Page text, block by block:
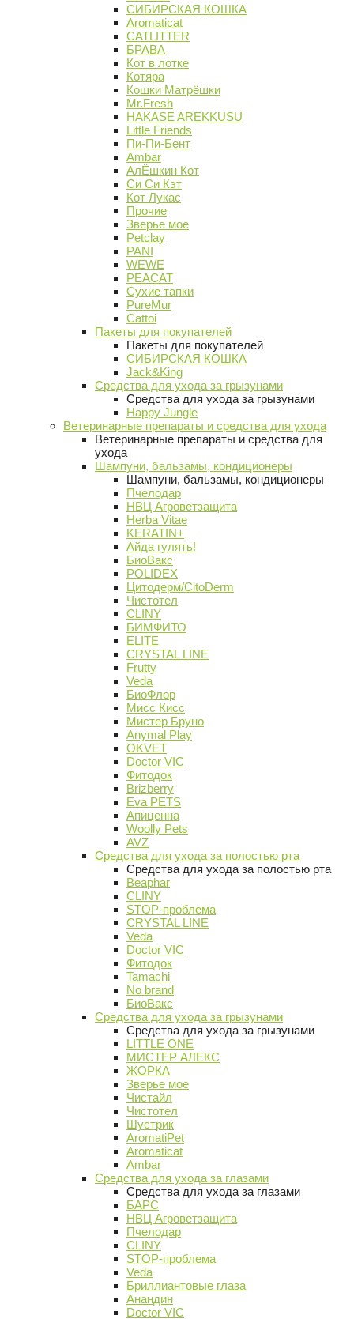
СИБИРСКАЯ КОШКА
Aromaticat
CATLITTER
БРАВА
Кот в лотке
Котяра
Кошки Матрёшки
Mr.Fresh
HAKASE AREKKUSU
Little Friends
Пи-Пи-Бент
Ambar
АлЁшкин Кот
Си Си Кэт
Кот Лукас
Прочие
Зверье мое
Petclay
PANI
WEWE
PEACAT
Сухие тапки
PureMur
Cattoi
Пакеты для покупателей
Пакеты для покупателей
СИБИРСКАЯ КОШКА
Jack&King
Средства для ухода за грызунами
Средства для ухода за грызунами
Happy Jungle
Ветеринарные препараты и средства для ухода
Ветеринарные препараты и средства для
ухода
Шампуни, бальзамы, кондиционеры
Шампуни, бальзамы, кондиционеры
Пчелодар
НВЦ Агроветзащита
Herba Vitae
KERATIN+
Айда гулять!
БиоВакс
POLIDEX
Цитодерм/CitoDerm
Чистотел
CLINY
БИМФИТО
ELITE
CRYSTAL LINE
Frutty
Veda
БиоФлор
Мисс Кисс
Мистер Бруно
Anymal Play
OKVET
Doctor VIC
Фитодок
Brizberry
Eva PETS
Апиценна
Woolly Pets
AVZ
Средства для ухода за полостью рта
Средства для ухода за полостью рта
Beaphar
CLINY
STOP-проблема
CRYSTAL LINE
Veda
Doctor VIC
Фитодок
Tamachi
No brand
БиоВакс
Средства для ухода за грызунами
Средства для ухода за грызунами
LITTLE ONE
МИСТЕР АЛЕКС
ЖОРКА
Зверье мое
Чистайл
Чистотел
Шустрик
AromatiPet
Aromaticat
Ambar
Средства для ухода за глазами
Средства для ухода за глазами
БАРС
НВЦ Агроветзащита
Пчелодар
CLINY
STOP-проблема
Veda
Бриллиантовые глаза
Анандин
Doctor VIC